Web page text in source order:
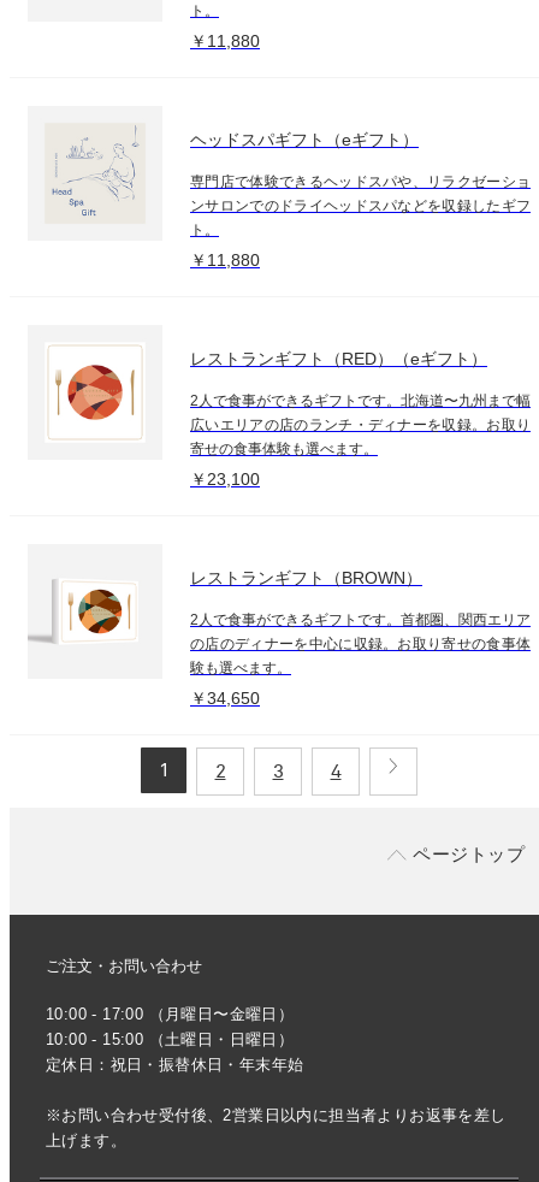
ト。
￥11,880
ヘッドスパギフト（eギフト）
専門店で体験できるヘッドスパや、リラクゼーショ
ンサロンでのドライヘッドスパなどを収録したギフ
ト。
￥11,880
レストランギフト（RED）（eギフト）
2人で食事ができるギフトです。北海道〜九州まで幅
広いエリアの店のランチ・ディナーを収録。お取り
寄せの食事体験も選べます。
￥23,100
レストランギフト（BROWN）
2人で食事ができるギフトです。首都圏、関西エリア
の店のディナーを中心に収録。お取り寄せの食事体
験も選べます。
￥34,650
1 2 3 4
ページトップ
ご注文・お問い合わせ
10:00 - 17:00 （月曜日〜金曜日）
10:00 - 15:00 （土曜日・日曜日）
定休日：祝日・振替休日・年末年始
※お問い合わせ受付後、2営業日以内に担当者よりお返事を差し
上げます。